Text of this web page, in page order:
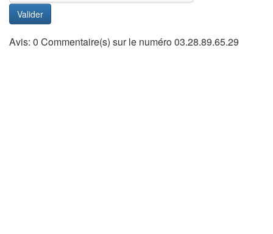
Valider
Avis: 0 Commentaire(s) sur le numéro 03.28.89.65.29